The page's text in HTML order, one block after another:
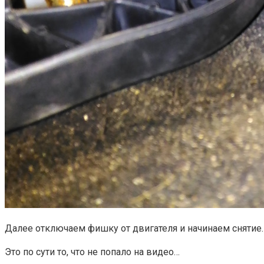
Далее отключаем фишку от двигателя и начинаем
Это по сути то, что не попало на видео…